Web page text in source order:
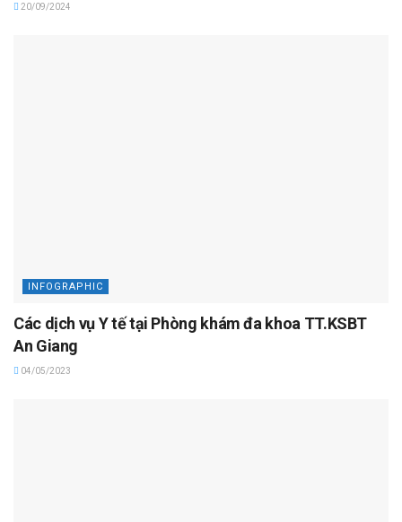
20/09/2024
INFOGRAPHIC
Các dịch vụ Y tế tại Phòng khám đa khoa TT.KSBT
An Giang
04/05/2023